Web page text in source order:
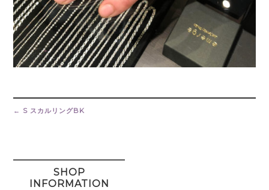
Post
navigation
← S スカルリングBK
SHOP
INFORMATION